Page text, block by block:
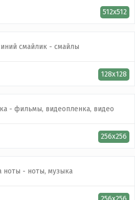
512x512
128x128
256x256